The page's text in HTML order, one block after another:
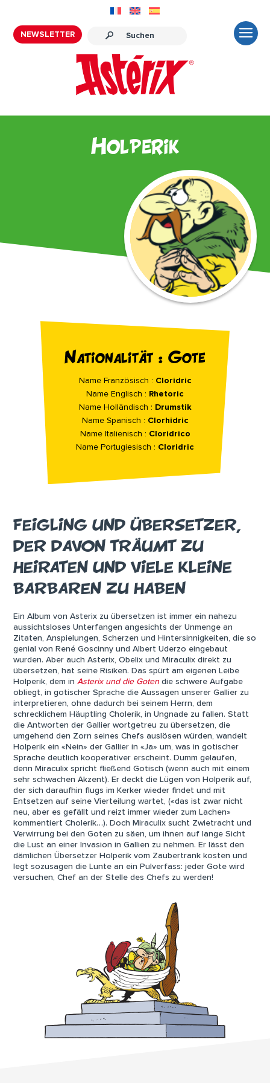
NEWSLETTER
Holperik
Nationalität : Gote
Name Französisch : Cloridric
Name Englisch : Rhetoric
Name Holländisch : Drumstik
Name Spanisch : Clorhidric
Name Italienisch : Cloridrico
Name Portugiesisch : Cloridric
FEIGLING UND ÜBERSETZER,
DER DAVON TRÄUMT ZU
HEIRATEN UND VIELE KLEINE
BARBAREN ZU HABEN
Ein Album von Asterix zu übersetzen ist immer ein nahezu
aussichtsloses Unterfangen angesichts der Unmenge an
Zitaten, Anspielungen, Scherzen und Hintersinnigkeiten, die so
genial von René Goscinny und Albert Uderzo eingebaut
wurden. Aber auch Asterix, Obelix und Miraculix direkt zu
übersetzen, hat seine Risiken. Das spürt am eigenen Leibe
Holperik, dem inAsterix und die Goten die schwere Aufgabe
obliegt, in gotischer Sprache die Aussagen unserer Gallier zu
interpretieren, ohne dadurch bei seinem Herrn, dem
schrecklichem Häuptling Cholerik, in Ungnade zu fallen. Statt
die Antworten der Gallier wortgetreu zu übersetzen, die
umgehend den Zorn seines Chefs auslösen würden, wandelt
Holperik ein «Nein» der Gallier in «Ja» um, was in gotischer
Sprache deutlich kooperativer erscheint. Dumm gelaufen,
denn Miraculix spricht fließend Gotisch (wenn auch mit einem
sehr schwachen Akzent). Er deckt die Lügen von Holperik auf,
der sich daraufhin flugs im Kerker wieder findet und mit
Entsetzen auf seine Vierteilung wartet, («das ist zwar nicht
neu, aber es gefällt und reizt immer wieder zum Lachen»
kommentiert Cholerik…). Doch Miraculix sucht Zwietracht und
Verwirrung bei den Goten zu säen, um ihnen auf lange Sicht
die Lust an einer Invasion in Gallien zu nehmen. Er lässt den
dämlichen Übersetzer Holperik vom Zaubertrank kosten und
legt sozusagen die Lunte an ein Pulverfass: jeder Gote wird
versuchen, Chef an der Stelle des Chefs zu werden!